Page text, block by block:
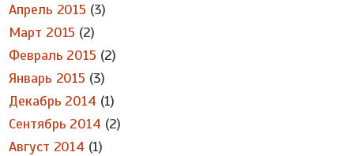
Апрель 2015 (3)
Март 2015 (2)
Февраль 2015 (2)
Январь 2015 (3)
Декабрь 2014 (1)
Сентябрь 2014 (2)
Август 2014 (1)